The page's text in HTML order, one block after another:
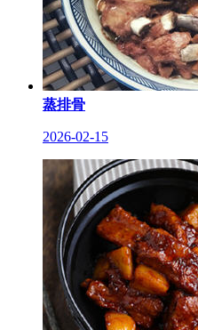
蒸排骨
2026-02-15